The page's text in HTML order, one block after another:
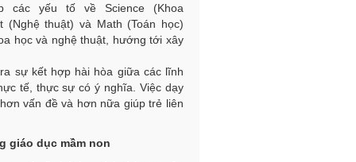
các yếu tố về Science (Khoa
(Nghệ thuật) và Math (Toán học)
học và nghệ thuật, hướng tới xây
sự kết hợp hài hòa giữa các lĩnh
tế, thực sự có ý nghĩa. Việc dạy
vấn đề và hơn nữa giúp trẻ liên
giáo dục mầm non